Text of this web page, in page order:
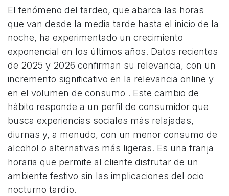
El fenómeno del tardeo, que abarca las horas
que van desde la media tarde hasta el inicio de la
noche, ha experimentado un crecimiento
exponencial en los últimos años. Datos recientes
de 2025 y 2026 confirman su relevancia, con un
incremento significativo en la relevancia online y
en el volumen de consumo . Este cambio de
hábito responde a un perfil de consumidor que
busca experiencias sociales más relajadas,
diurnas y, a menudo, con un menor consumo de
alcohol o alternativas más ligeras. Es una franja
horaria que permite al cliente disfrutar de un
ambiente festivo sin las implicaciones del ocio
nocturno tardío.